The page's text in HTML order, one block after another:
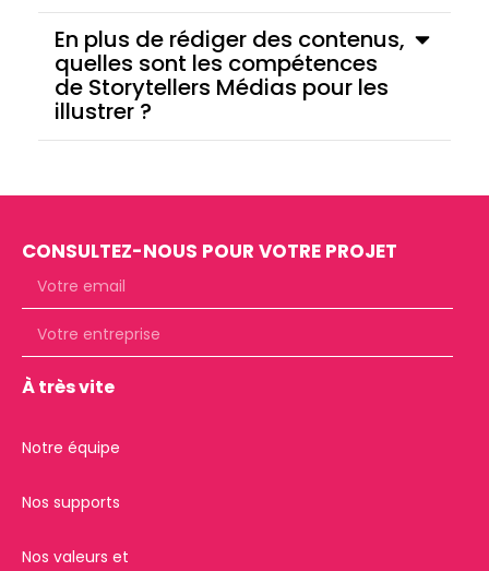
En plus de rédiger des contenus,
quelles sont les compétences
de Storytellers Médias pour les
illustrer ?
CONSULTEZ-NOUS POUR VOTRE PROJET
À très vite
Notre équipe
Nos supports
Nos valeurs et